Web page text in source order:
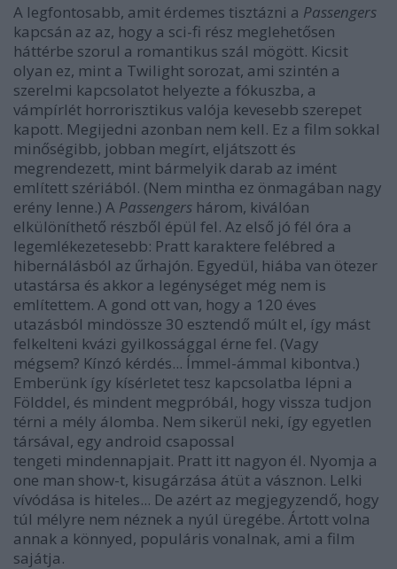
A legfontosabb, amit érdemes tisztázni a Passengers
kapcsán az az, hogy a sci-fi rész meglehetősen
háttérbe szorul a romantikus szál mögött. Kicsit
olyan ez, mint a Twilight sorozat, ami szintén a
szerelmi kapcsolatot helyezte a fókuszba, a
vámpírlét horrorisztikus valója kevesebb szerepet
kapott. Megijedni azonban nem kell. Ez a film sokkal
minőségibb, jobban megírt, eljátszott és
megrendezett, mint bármelyik darab az imént
említett szériából. (Nem mintha ez önmagában nagy
erény lenne.) A Passengers három, kiválóan
elkülöníthető részből épül fel. Az első jó fél óra a
legemlékezetesebb: Pratt karaktere felébred a
hibernálásból az űrhajón. Egyedül, hiába van ötezer
utastársa és akkor a legénységet még nem is
említettem. A gond ott van, hogy a 120 éves
utazásból mindössze 30 esztendő múlt el, így mást
felkelteni kvázi gyilkossággal érne fel. (Vagy
mégsem? Kínzó kérdés... Ímmel-ámmal kibontva.)
Emberünk így kísérletet tesz kapcsolatba lépni a
Földdel, és mindent megpróbál, hogy vissza tudjon
térni a mély álomba. Nem sikerül neki, így egyetlen
társával, egy android csapossal
tengeti mindennapjait. Pratt itt nagyon él. Nyomja a
one man show-t, kisugárzása átüt a vásznon. Lelki
vívódása is hiteles... De azért az megjegyzendő, hogy
túl mélyre nem néznek a nyúl üregébe. Ártott volna
annak a könnyed, populáris vonalnak, ami a film
sajátja.